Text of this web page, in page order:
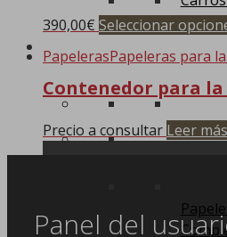
PapelerasPapeleras para
390,00€ Seleccionar
Contenedor para
Precio a consultar Leer más
Panel del